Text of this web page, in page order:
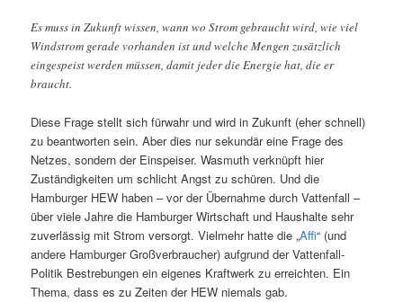
Es muss in Zukunft wissen, wann wo Strom gebraucht wird, wie viel
Windstrom gerade vorhanden ist und welche Mengen zusätzlich
eingespeist werden müssen, damit jeder die Energie hat, die er
braucht.
Diese Frage stellt sich fürwahr und wird in Zukunft (eher schnell)
zu beantworten sein. Aber dies nur sekundär eine Frage des
Netzes, sondern der Einspeiser. Wasmuth verknüpft hier
Zuständigkeiten um schlicht Angst zu schüren. Und die
Hamburger HEW haben – vor der Übernahme durch Vattenfall –
über viele Jahre die Hamburger Wirtschaft und Haushalte sehr
zuverlässig mit Strom versorgt. Vielmehr hatte die „Affi“ (und
andere Hamburger Großverbraucher) aufgrund der Vattenfall-
Politik Bestrebungen ein eigenes Kraftwerk zu erreichten. Ein
Thema, dass es zu Zeiten der HEW niemals gab.